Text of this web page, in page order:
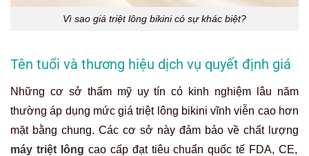
Vì sao giá triệt lông bikini có sự khác biệt?
Tên tuổi và thương hiệu dịch vụ quyết định giá
Những cơ sở thẩm mỹ uy tín có kinh nghiệm lâu năm
thường áp dụng mức giá triệt lông bikini vĩnh viễn cao hơn
mặt bằng chung. Các cơ sở này đảm bảo về chất lượng
máy triệt lông cao cấp đạt tiêu chuẩn quốc tế FDA, CE,